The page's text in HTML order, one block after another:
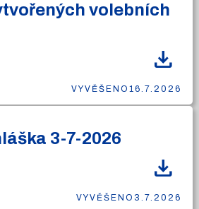
volebních
download
VYVĚŠENO 16.7.2026
3-7-2026
download
VYVĚŠENO 3.7.2026